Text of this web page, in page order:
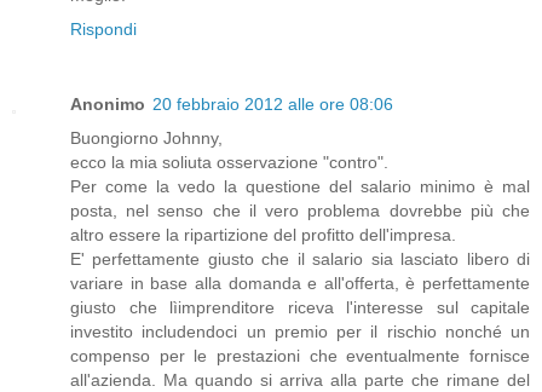
Rispondi
Anonimo 20 febbraio 2012 alle ore 08:06
Buongiorno Johnny,
ecco la mia soliuta osservazione "contro".
Per come la vedo la questione del salario minimo è mal
posta, nel senso che il vero problema dovrebbe più che
altro essere la ripartizione del profitto dell'impresa.
E' perfettamente giusto che il salario sia lasciato libero di
variare in base alla domanda e all'offerta, è perfettamente
giusto che lìimprenditore riceva l'interesse sul capitale
investito includendoci un premio per il rischio nonché un
compenso per le prestazioni che eventualmente fornisce
all'azienda. Ma quando si arriva alla parte che rimane del